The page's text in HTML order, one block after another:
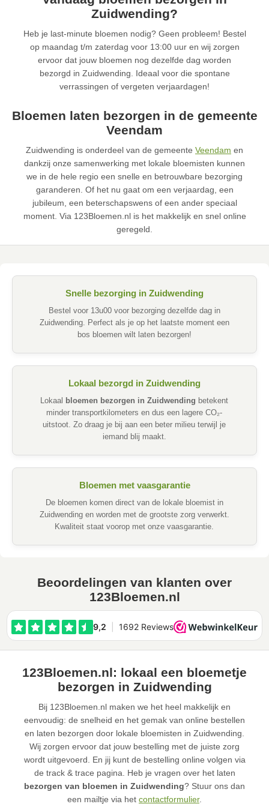
Zuidwending?
Heb je last-minute bloemen nodig? Geen probleem! Bestel
op maandag t/m zaterdag voor 13:00 uur en wij zorgen
ervoor dat jouw bloemen nog dezelfde dag worden
bezorgd in Zuidwending. Ideaal voor die spontane
verrassingen of vergeten verjaardagen!
Bloemen laten bezorgen in de gemeente
Veendam
Zuidwending is onderdeel van de gemeente Veendam en
dankzij onze samenwerking met lokale bloemisten kunnen
we in de hele regio een snelle en betrouwbare bezorging
garanderen. Of het nu gaat om een verjaardag, een
jubileum, een beterschapswens of een ander speciaal
moment. Via 123Bloemen.nl is het makkelijk en snel online
geregeld.
Snelle bezorging in Zuidwending
Bestel voor 13u00 voor bezorging dezelfde dag in
Zuidwending. Perfect als je op het laatste moment een
bos bloemen wilt laten bezorgen!
Lokaal bezorgd in Zuidwending
Lokaal bloemen bezorgen in Zuidwending betekent
minder transportkilometers en dus een lagere CO₂-
uitstoot. Zo draag je bij aan een beter milieu terwijl je
iemand blij maakt.
Bloemen met vaasgarantie
De bloemen komen direct van de lokale bloemist in
Zuidwending en worden met de grootste zorg verwerkt.
Kwaliteit staat voorop met onze vaasgarantie.
Beoordelingen van klanten over
123Bloemen.nl
123Bloemen.nl: lokaal een bloemetje
bezorgen in Zuidwending
Bij 123Bloemen.nl maken we het heel makkelijk en
eenvoudig: de snelheid en het gemak van online bestellen
en laten bezorgen door lokale bloemisten in Zuidwending.
Wij zorgen ervoor dat jouw bestelling met de juiste zorg
wordt uitgevoerd. En jij kunt de bestelling online volgen via
de track & trace pagina. Heb je vragen over het laten
bezorgen van bloemen in Zuidwending? Stuur ons dan
een mailtje via het contactformulier.